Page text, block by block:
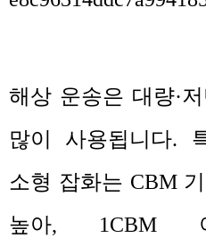
해상 운송은 대량·
많이 사용됩니다.
소형 잡화는 CBM
높아, 1CBM